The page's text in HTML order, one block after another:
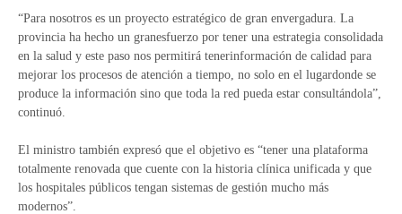
“Para nosotros es un proyecto estratégico de gran envergadura. La
provincia ha hecho un granesfuerzo por tener una estrategia consolidada
en la salud y este paso nos permitirá tenerinformación de calidad para
mejorar los procesos de atención a tiempo, no solo en el lugardonde se
produce la información sino que toda la red pueda estar consultándola”,
continuó.
El ministro también expresó que el objetivo es “tener una plataforma
totalmente renovada que cuente con la historia clínica unificada y que
los hospitales públicos tengan sistemas de gestión mucho más
modernos”.